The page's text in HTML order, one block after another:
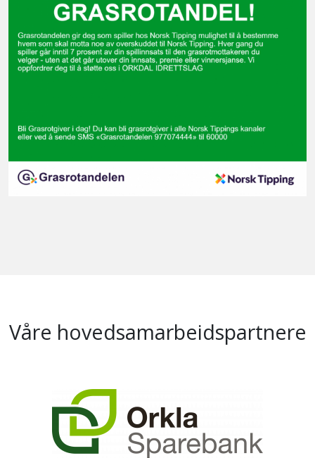
Våre hovedsamarbeidspartnere